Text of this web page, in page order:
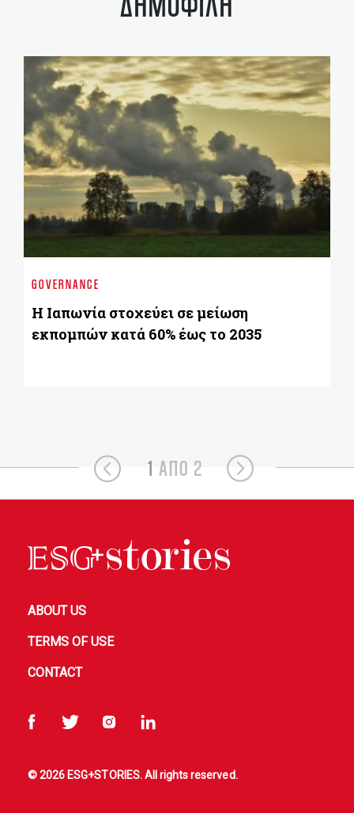
GOVERNANCE
Η Ιαπωνία στοχεύει σε μείωση
εκπομπών κατά 60% έως το 2035
1 ΑΠΟ 2
ABOUT US
TERMS OF USE
CONTACT
© 2026 ESG+STORIES. All rights reserved.